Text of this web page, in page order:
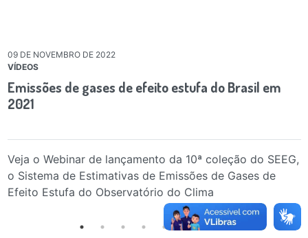
09 DE NOVEMBRO DE 2022
VÍDEOS
Emissões de gases de efeito estufa do Brasil em
2021
Veja o Webinar de lançamento da 10ª coleção do SEEG,
o Sistema de Estimativas de Emissões de Gases de
Efeito Estufa do Observatório do Clima